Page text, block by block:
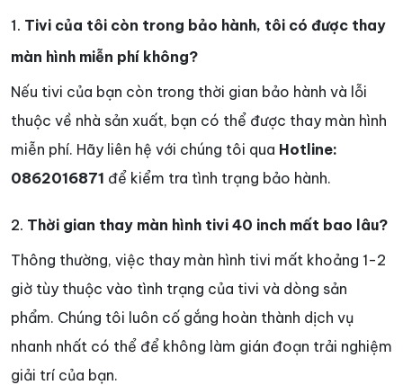
1. Tivi của tôi còn trong bảo hành, tôi có được thay
màn hình miễn phí không?
Nếu tivi của bạn còn trong thời gian bảo hành và lỗi
thuộc về nhà sản xuất, bạn có thể được thay màn hình
miễn phí. Hãy liên hệ với chúng tôi qua Hotline:
0862016871 để kiểm tra tình trạng bảo hành.
2. Thời gian thay màn hình tivi 40 inch mất bao lâu?
Thông thường, việc thay màn hình tivi mất khoảng 1-2
giờ tùy thuộc vào tình trạng của tivi và dòng sản
phẩm. Chúng tôi luôn cố gắng hoàn thành dịch vụ
nhanh nhất có thể để không làm gián đoạn trải nghiệm
giải trí của bạn.